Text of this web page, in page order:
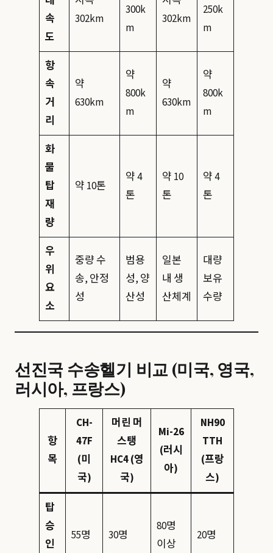
속
도
302km
300k
m
302km
250k
m
항
속
거
리
약
630km
약
800k
m
약
630km
약
800k
m
화
물
탑
재
량
약 10톤
약 4
톤
약 10
톤
약 4
톤
우
위
요
소
중량 수
송, 안정
성
범용
성, 양
산성
일본
내 생
산체계
대량
보유
수량
선진국 수송헬기 비교 (미국, 영국,
러시아, 프랑스)
항
목
CH-
47F
(미
국)
머린 머
스탱
HC4 (영
국)
Mi-26
(러시
아)
NH90
TTH
(프랑
스)
탑
승
인
55명 30명
80명
이상
20명